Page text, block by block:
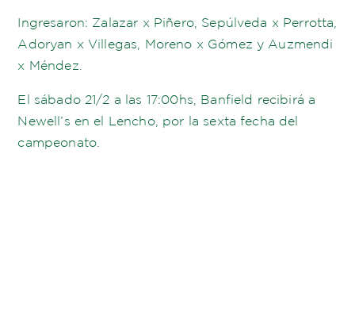
Ingresaron: Zalazar x Piñero, Sepúlveda x Perrotta,
Adoryan x Villegas, Moreno x Gómez y Auzmendi
x Méndez.
El sábado 21/2 a las 17:00hs, Banfield recibirá a
Newell’s en el Lencho, por la sexta fecha del
campeonato.